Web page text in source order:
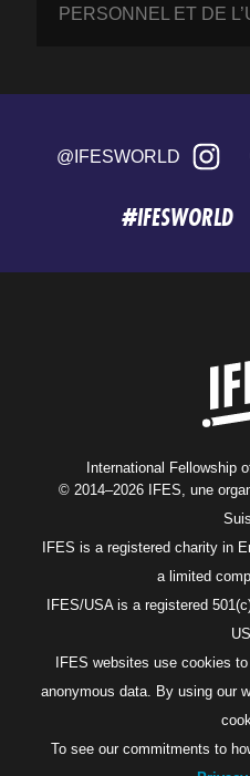
PERSONNEL ET DE
@IFESWORLD
#IFESWORLD
International Fellowship
© 2014–2026 IFES, une
IFES is a registered charity in
a limited
IFES/USA is a registered
IFES websites use cookies
anonymous data. By using our
To see our commitments to